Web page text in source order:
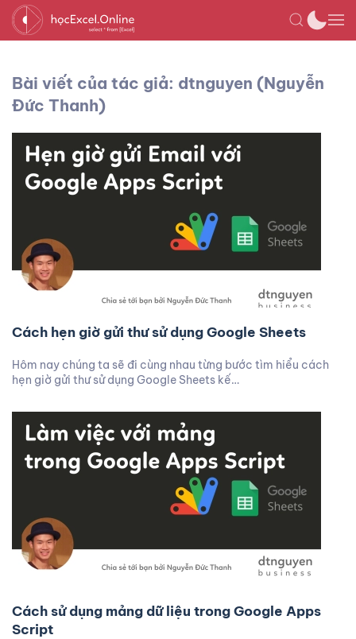
Bài viết của tác giả: dtnguyen (Nguyễn
Đức Thanh)
Cách hẹn giờ gửi thư sử dụng Google Sheets
Hôm nay chúng ta sẽ đi cùng nhau từng bước tìm hiểu cách
hẹn giờ gửi thư sử dụng Google Sheets kế…
Cách sử dụng mảng dữ liệu trong Google Apps
Script